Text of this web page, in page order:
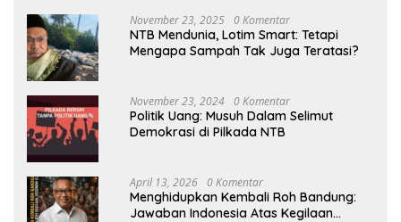
November 23, 2025 0 Komentar
NTB Mendunia, Lotim Smart: Tetapi
Mengapa Sampah Tak Juga Teratasi?
November 23, 2024 0 Komentar
Politik Uang: Musuh Dalam Selimut
Demokrasi di Pilkada NTB
April 13, 2026 0 Komentar
Menghidupkan Kembali Roh Bandung:
Jawaban Indonesia Atas Kegilaan